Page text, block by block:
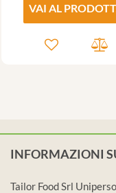
VAI AL
INFORMAZIONI
Tailor Food Srl